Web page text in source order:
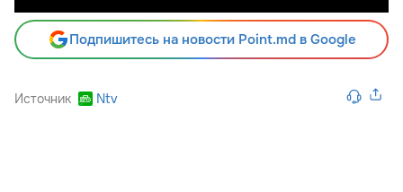
Подпишитесь на новости Point.md в Google
Источник Ntv